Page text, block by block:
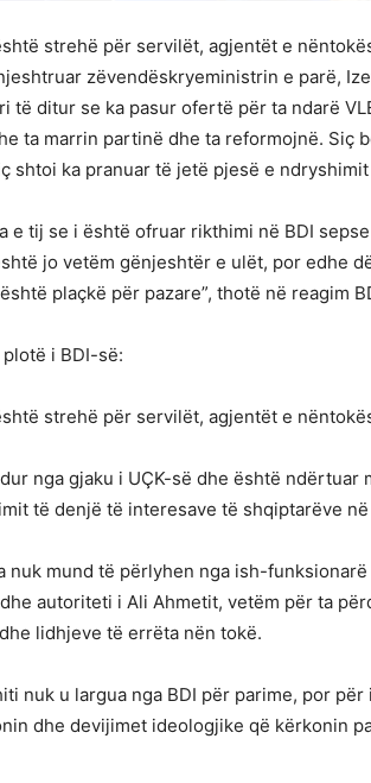
strehë për servilët, agjentët e
zëvendëskryeministrin e parë,
të ditur se ka pasur ofertë për ta ndarë
ta marrin partinë dhe ta reformojnë. Siç
shtoi ka pranuar të jetë pjesë e
e tij se i është ofruar rikthimi në BDI
jo vetëm gënjeshtër e ulët, por edhe
plaçkë për pazare”, thotë në reagim
plotë i BDI-së:
strehë për servilët, agjentët e
nga gjaku i UÇK-së dhe është
të denjë të interesave të shqiptarëve
nuk mund të përlyhen nga ish-
autoriteti i Ali Ahmetit, vetëm për ta
lidhjeve të errëta nën tokë.
nuk u largua nga BDI për parime, por
dhe devijimet ideologjike që kërkonin